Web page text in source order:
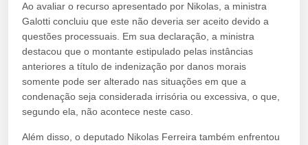
Ao avaliar o recurso apresentado por Nikolas, a ministra
Galotti concluiu que este não deveria ser aceito devido a
questões processuais. Em sua declaração, a ministra
destacou que o montante estipulado pelas instâncias
anteriores a título de indenização por danos morais
somente pode ser alterado nas situações em que a
condenação seja considerada irrisória ou excessiva, o que,
segundo ela, não acontece neste caso.
Além disso, o deputado Nikolas Ferreira também enfrentou